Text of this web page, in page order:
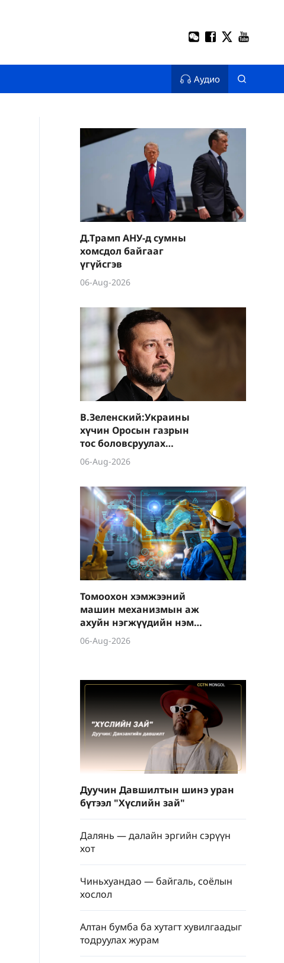
Аудио
Д.Трамп АНУ-д сумны
хомсдол байгааг
үгүйсгэв
06-Aug-2026
В.Зеленский:Украины
хүчин Оросын газрын
тос боловсруулах
үйлдвэрүүд болон Хар
тэнгисийн хөлөг
өгчээ
06-Aug-2026
Томоохон хэмжээний
машин механизмын аж
ахуйн нэгжүүдийн нэмүү
өртөг 6.4 хувиар өсөв
06-Aug-2026
Дуучин Давшилтын шинэ уран
бүтээл "Хүслийн зай"
Далянь — далайн эргийн сэрүүн
хот
Чиньхуандао — байгаль, соёлын
хослол
Алтан бумба ба хутагт хувилгаадыг
тодруулах журам